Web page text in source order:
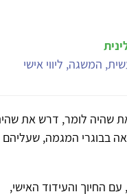
המשגה, ליווי אישי
את שהיה לומר, דרש את
בבוגרי המגמה, שעליהם
החיוך והעידוד האישי,